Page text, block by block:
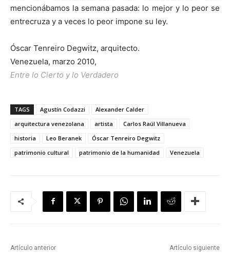
mencionábamos la semana pasada: lo mejor y lo peor se
entrecruza y a veces lo peor impone su ley.
Óscar Tenreiro Degwitz, arquitecto.
Venezuela, marzo 2010,
Entre lo Cierto y lo Verdadero
TAGS Agustín Codazzi
Alexander Calder
arquitectura venezolana
artista
Carlos Raúl Villanueva
historia
Leo Beranek
Óscar Tenreiro Degwitz
patrimonio cultural
patrimonio de la humanidad Venezuela
Artículo anterior Artículo siguiente